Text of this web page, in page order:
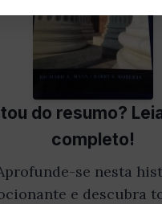
do resumo?
completo!
se nesta
e descubra